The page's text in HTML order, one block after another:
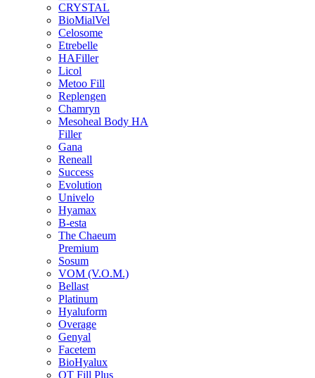
CRYSTAL
BioMialVel
Celosome
Etrebelle
HAFiller
Licol
Metoo Fill
Replengen
Chamryn
Mesoheal Body HA
Filler
Gana
Reneall
Success
Evolution
Univelo
Hyamax
B-esta
The Chaeum
Premium
Sosum
VOM (V.O.M.)
Bellast
Platinum
Hyaluform
Overage
Genyal
Facetem
BioHyalux
QT Fill Plus